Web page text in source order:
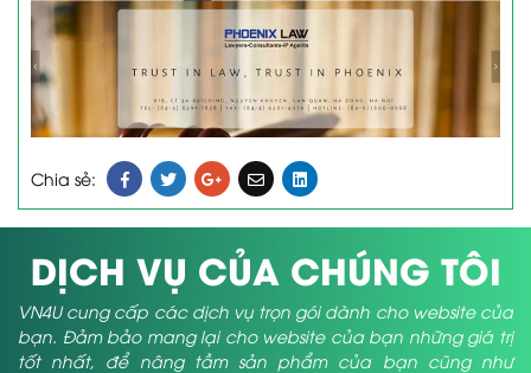
Chia sẻ:
DỊCH VỤ CỦA CHÚNG TÔI
VN4U cung cấp các dịch vụ trọn gói dành cho website của
bạn. Đảm bảo mang lại cho website của bạn những giá trị
tốt nhất, để nâng tầm sản phẩm của bạn cũng như